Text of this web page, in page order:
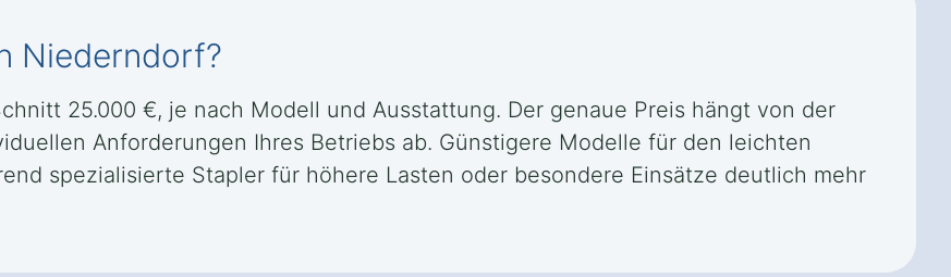
Niederndorf?
25.000 €, je nach Modell und Ausstattung. Der genaue Preis hängt von der
Anforderungen Ihres Betriebs ab. Günstigere Modelle für den leichten
spezialisierte Stapler für höhere Lasten oder besondere Einsätze deutlich mehr